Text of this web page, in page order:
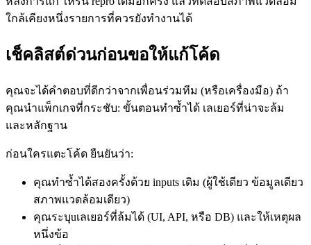
ใกล้เคียงหนึ่งรายการที่ควรยังทำงานได้
เช็คลิสต์ด่วนก่อนขอให้แก้โค้ด
คุณจะได้คำตอบที่ดีกว่าจากเพื่อนร่วมทีม (หรือเครื่องมือ) ถ้า
คุณนำแพ็กเกจที่กระชับ: ขั้นตอนทำซ้ำได้ เลเยอร์ที่น่าจะล้ม
และหลักฐาน
ก่อนใครแตะโค้ด ยืนยันว่า:
คุณทำซ้ำได้สองครั้งด้วย inputs เดิม (ผู้ใช้เดียว ข้อมูลเดียว
สภาพแวดล้อมเดียว)
คุณระบุuเลเยอร์ที่ล้มได้ (UI, API, หรือ DB) และให้เหตุผล
หนึ่งข้อ